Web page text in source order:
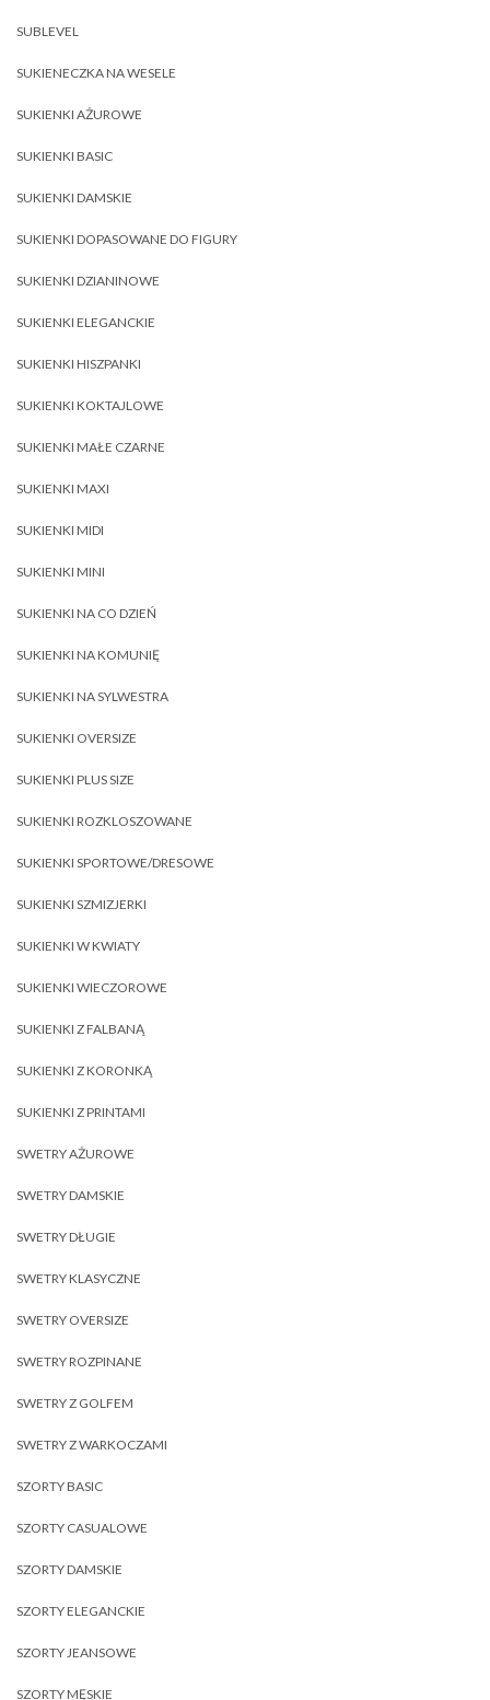
SUBLEVEL
SUKIENECZKA NA WESELE
SUKIENKI AŻUROWE
SUKIENKI BASIC
SUKIENKI DAMSKIE
SUKIENKI DOPASOWANE DO FIGURY
SUKIENKI DZIANINOWE
SUKIENKI ELEGANCKIE
SUKIENKI HISZPANKI
SUKIENKI KOKTAJLOWE
SUKIENKI MAŁE CZARNE
SUKIENKI MAXI
SUKIENKI MIDI
SUKIENKI MINI
SUKIENKI NA CO DZIEŃ
SUKIENKI NA KOMUNIĘ
SUKIENKI NA SYLWESTRA
SUKIENKI OVERSIZE
SUKIENKI PLUS SIZE
SUKIENKI ROZKLOSZOWANE
SUKIENKI SPORTOWE/DRESOWE
SUKIENKI SZMIZJERKI
SUKIENKI W KWIATY
SUKIENKI WIECZOROWE
SUKIENKI Z FALBANĄ
SUKIENKI Z KORONKĄ
SUKIENKI Z PRINTAMI
SWETRY AŻUROWE
SWETRY DAMSKIE
SWETRY DŁUGIE
SWETRY KLASYCZNE
SWETRY OVERSIZE
SWETRY ROZPINANE
SWETRY Z GOLFEM
SWETRY Z WARKOCZAMI
SZORTY BASIC
SZORTY CASUALOWE
SZORTY DAMSKIE
SZORTY ELEGANCKIE
SZORTY JEANSOWE
SZORTY MĘSKIE